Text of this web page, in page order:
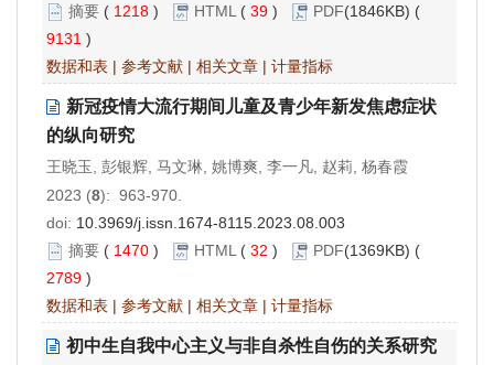
摘要 ( 1218 ) HTML ( 39 ) PDF(1846KB) (
9131 )
数据和表 | 参考文献 | 相关文章 | 计量指标
新冠疫情大流行期间儿童及青少年新发焦虑症状
的纵向研究
王晓玉, 彭银辉, 马文琳, 姚博爽, 李一凡, 赵莉, 杨春霞
2023 (8): 963-970.
doi: 10.3969/j.issn.1674-8115.2023.08.003
摘要 ( 1470 ) HTML ( 32 ) PDF(1369KB) (
2789 )
数据和表 | 参考文献 | 相关文章 | 计量指标
初中生自我中心主义与非自杀性自伤的关系研究